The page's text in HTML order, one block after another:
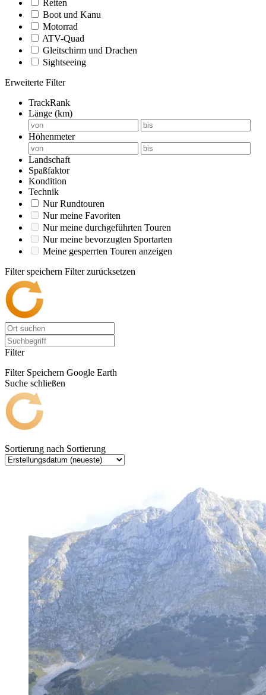
Reiten
Boot und Kanu
Motorrad
ATV-Quad
Gleitschirm und Drachen
Sightseeing
Erweiterte Filter
TrackRank
Länge (km)
Höhenmeter
Landschaft
Spaßfaktor
Kondition
Technik
Nur Rundtouren
Nur meine Favoriten
Nur meine durchgeführten Touren
Nur meine bevorzugten Sportarten
Meine gesperrten Touren anzeigen
Filter speichern Filter zurücksetzen
Filter
Filter Speichern Google Earth
Suche schließen
Sortierung nach Sortierung